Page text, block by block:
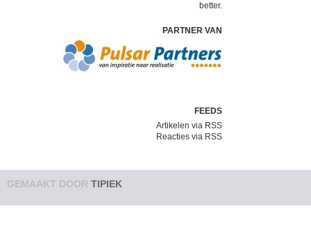
better.
PARTNER VAN
FEEDS
Artikelen via RSS
Reacties via RSS
GEMAAKT DOOR TIPIEK